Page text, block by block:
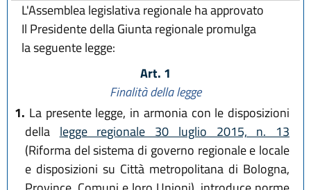
L'Assemblea legislativa regionale ha approvato
Il Presidente della Giunta regionale promulga
la seguente legge:
Art. 1
Finalità della legge
1. La presente legge, in armonia con le disposizioni
della legge regionale 30 luglio 2015, n. 13
(Riforma del sistema di governo regionale e locale
e disposizioni su Città metropolitana di Bologna,